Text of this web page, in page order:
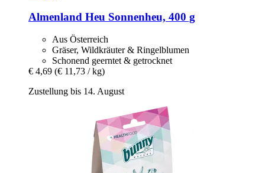
Almenland Heu Sonnenheu, 400 g
Aus Österreich
Gräser, Wildkräuter & Ringelblumen
Schonend geerntet & getrocknet
€ 4,69 (€ 11,73 / kg)
Zustellung bis 14. August